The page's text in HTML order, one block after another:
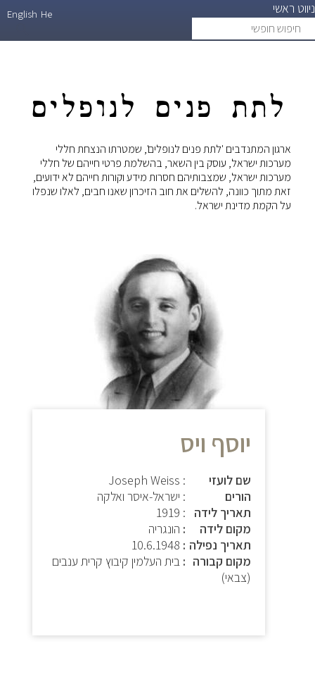
ניווט ראשי
חופשי
He
English
לתת פנים לנופלים
ארגון המתנדבים 'לתת פנים לנופלים', שמטרתו הנצחת חללי
מערכות ישראל, עוסק בין השאר, בהשלמת פרטי חייהם של חללי
מערכות ישראל, שמצבותיהם חסרות מידע וקורות חייהם לא ידועים,
זאת מתוך כוונה, להשלים את חוב הזיכרון שאנו חבים, לאלו שנפלו
על הקמת מדינת ישראל.
יוסף ויס
שם לועזי
: Joseph Weiss
הורים
: ישראל-איסר ואלקה
תאריך לידה
: 1919
מקום לידה
הונגריה
תאריך נפילה
10.6.1948
מקום קבורה
בית העלמין קיבוץ קרית ענבים
(צבאי)